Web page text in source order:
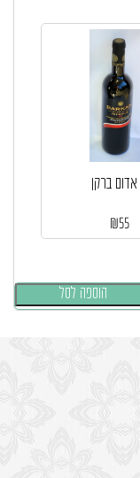
הוספה לסל
אדום ברקן
₪55